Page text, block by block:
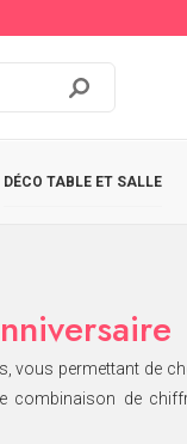
DÉCO TABLE ET SALLE
vous permettant de
combinaison de